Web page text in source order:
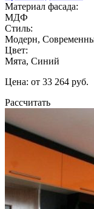
Материал фасада:
МДФ
Стиль:
Модерн,
Цвет:
Мята, Синий
Цена: от 33 264 руб.
Рассчитать